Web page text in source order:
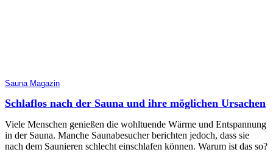
Sauna Magazin
Schlaflos nach der Sauna und ihre möglichen Ursachen
Viele Menschen genießen die wohltuende Wärme und Entspannung
in der Sauna. Manche Saunabesucher berichten jedoch, dass sie
nach dem Saunieren schlecht einschlafen können. Warum ist das so?